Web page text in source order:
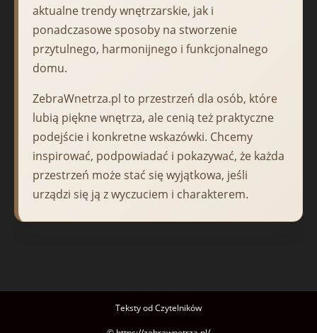
aktualne trendy wnętrzarskie, jak i
ponadczasowe sposoby na stworzenie
przytulnego, harmonijnego i funkcjonalnego
domu.
ZebraWnetrza.pl to przestrzeń dla osób, które
lubią piękne wnętrza, ale cenią też praktyczne
podejście i konkretne wskazówki. Chcemy
inspirować, podpowiadać i pokazywać, że każda
przestrzeń może stać się wyjątkowa, jeśli
urządzi się ją z wyczuciem i charakterem.
Teksty od Czytelników